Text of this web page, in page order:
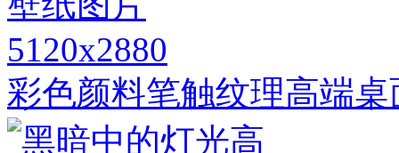
5120x2880
彩色颜料笔触纹理高端